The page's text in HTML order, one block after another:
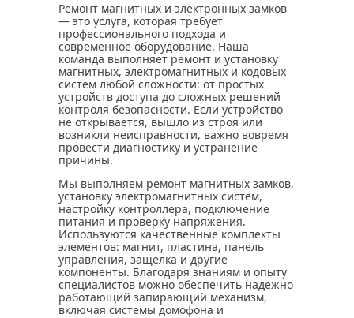
Ремонт магнитных и электронных замков
— это услуга, которая требует
профессионального подхода и
современное оборудование. Наша
команда выполняет ремонт и установку
магнитных, электромагнитных и кодовых
систем любой сложности: от простых
устройств доступа до сложных решений
контроля безопасности. Если устройство
не открывается, вышло из строя или
возникли неисправности, важно вовремя
провести диагностику и устранение
причины.
Мы выполняем ремонт магнитных замков,
установку электромагнитных систем,
настройку контроллера, подключение
питания и проверку напряжения.
Используются качественные комплекты
элементов: магнит, пластина, панель
управления, защелка и другие
компоненты. Благодаря знаниям и опыту
специалистов можно обеспечить надежно
работающий запирающий механизм,
включая системы домофона и